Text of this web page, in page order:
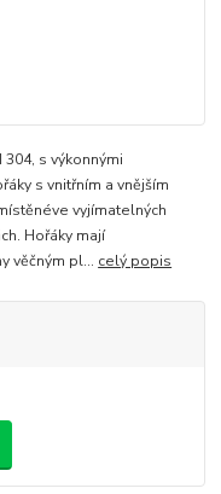
s výkonnými
s vnitřním a vnějším
vyjímatelných
Hořáky mají
věčným pl... celý popis